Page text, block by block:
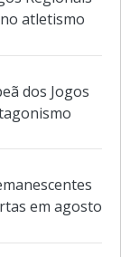
Regionais
dos Jogos